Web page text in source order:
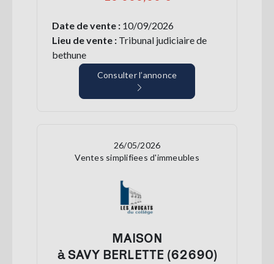
Date de vente : 10/09/2026
Lieu de vente : Tribunal judiciaire de
bethune
Consulter l’annonce
26/05/2026
Ventes simplifiees d'immeubles
MAISON
à SAVY BERLETTE (62690)